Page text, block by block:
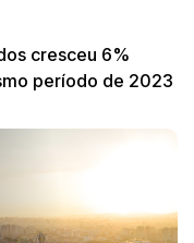
cresceu 6%
período de 2023